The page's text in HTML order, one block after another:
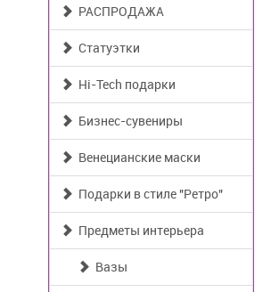
РАСПРОДАЖА
Статуэтки
Hi-Tech подарки
Бизнес-сувениры
Венецианские маски
Подарки в стиле "Ретро"
Предметы интерьера
Вазы